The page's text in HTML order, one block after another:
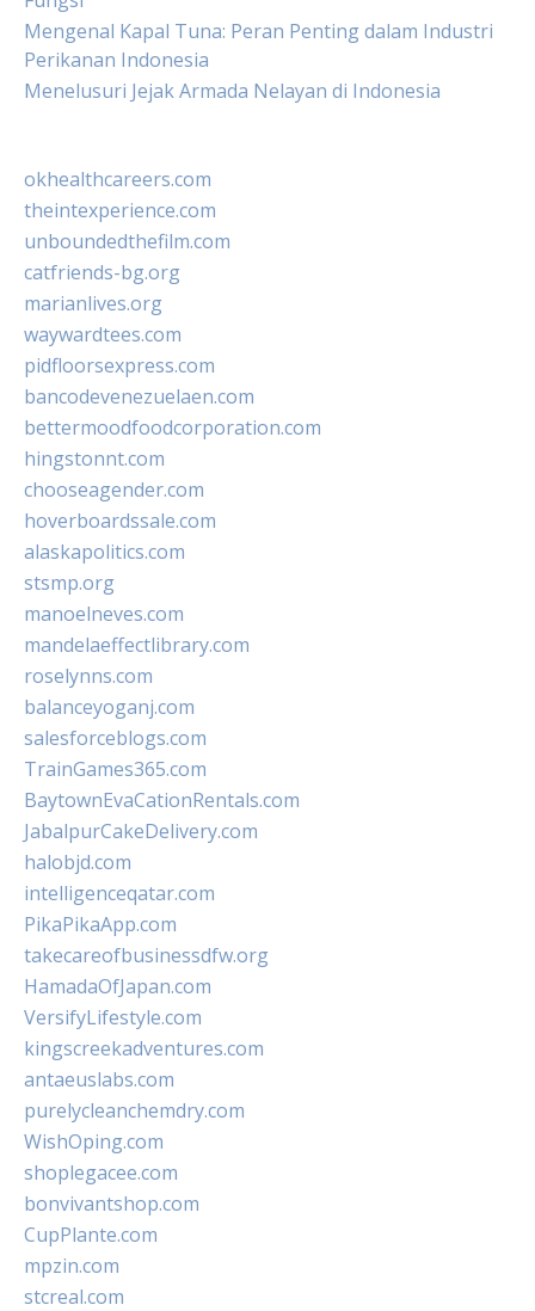
Mengenal Kapal Tuna: Peran Penting dalam Industri
Perikanan Indonesia
Menelusuri Jejak Armada Nelayan di Indonesia
okhealthcareers.com
theintexperience.com
unboundedthefilm.com
catfriends-bg.org
marianlives.org
waywardtees.com
pidfloorsexpress.com
bancodevenezuelaen.com
bettermoodfoodcorporation.com
hingstonnt.com
chooseagender.com
hoverboardssale.com
alaskapolitics.com
stsmp.org
manoelneves.com
mandelaeffectlibrary.com
roselynns.com
balanceyoganj.com
salesforceblogs.com
TrainGames365.com
BaytownEvaCationRentals.com
JabalpurCakeDelivery.com
halobjd.com
intelligenceqatar.com
PikaPikaApp.com
takecareofbusinessdfw.org
HamadaOfJapan.com
VersifyLifestyle.com
kingscreekadventures.com
antaeuslabs.com
purelycleanchemdry.com
WishOping.com
shoplegacee.com
bonvivantshop.com
CupPlante.com
mpzin.com
stcreal.com